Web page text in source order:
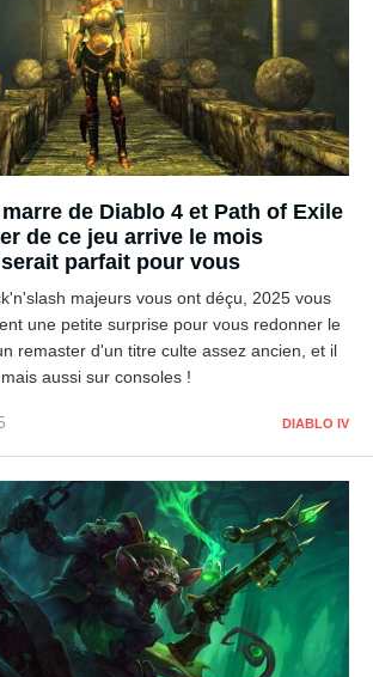
de Diablo 4 et Path of Exile
de ce jeu arrive le mois
parfait pour vous
majeurs vous ont déçu, 2025 vous
une petite surprise pour vous redonner le
remaster d'un titre culte assez ancien, et il
aussi sur consoles !
DIABLO IV